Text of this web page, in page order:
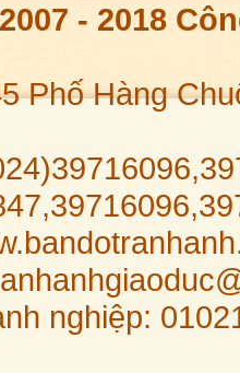
- 2018
Phố Hàng
nghiệp: